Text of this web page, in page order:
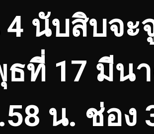
4 นับสิบจะ
ธที่ 17 มีน
น. ช่อง